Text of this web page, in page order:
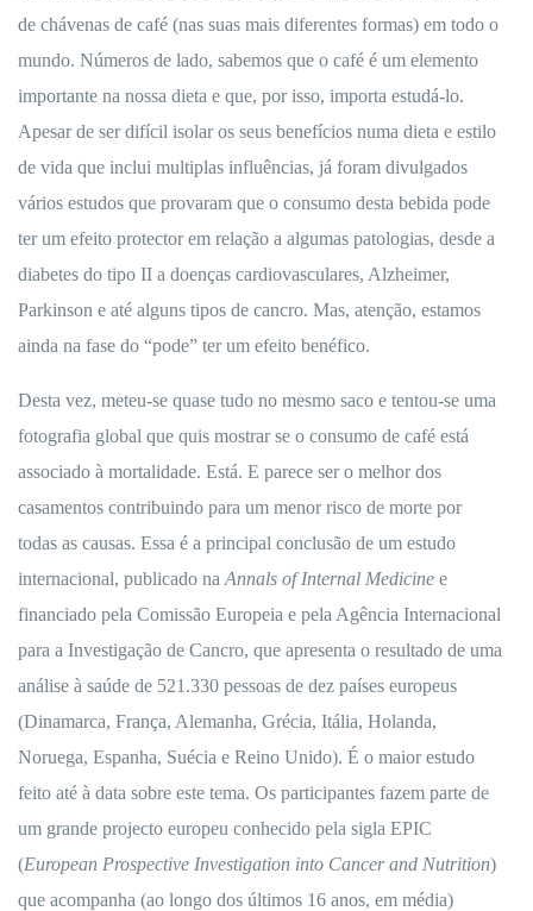
de chávenas de café (nas suas mais diferentes formas) em todo o
mundo. Números de lado, sabemos que o café é um elemento
importante na nossa dieta e que, por isso, importa estudá-lo.
Apesar de ser difícil isolar os seus benefícios numa dieta e estilo
de vida que inclui multiplas influências, já foram divulgados
vários estudos que provaram que o consumo desta bebida pode
ter um efeito protector em relação a algumas patologias, desde a
diabetes do tipo II a doenças cardiovasculares, Alzheimer,
Parkinson e até alguns tipos de cancro. Mas, atenção, estamos
ainda na fase do “pode” ter um efeito benéfico.
Desta vez, meteu-se quase tudo no mesmo saco e tentou-se uma
fotografia global que quis mostrar se o consumo de café está
associado à mortalidade. Está. E parece ser o melhor dos
casamentos contribuindo para um menor risco de morte por
todas as causas. Essa é a principal conclusão de um estudo
internacional, publicado na Annals of Internal Medicine e
financiado pela Comissão Europeia e pela Agência Internacional
para a Investigação de Cancro, que apresenta o resultado de uma
análise à saúde de 521.330 pessoas de dez países europeus
(Dinamarca, França, Alemanha, Grécia, Itália, Holanda,
Noruega, Espanha, Suécia e Reino Unido). É o maior estudo
feito até à data sobre este tema. Os participantes fazem parte de
um grande projecto europeu conhecido pela sigla EPIC
(European Prospective Investigation into Cancer and Nutrition)
que acompanha (ao longo dos últimos 16 anos, em média)